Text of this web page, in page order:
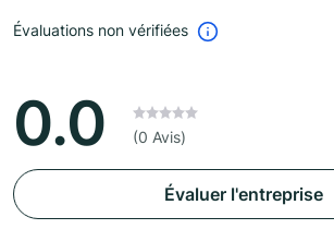
Évaluations non vérifiées
0.0 (0 Avis)
Évaluer l'entreprise